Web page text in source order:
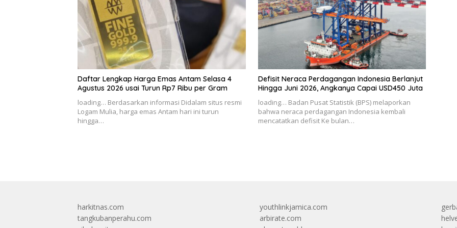
Daftar Lengkap Harga Emas Antam Selasa 4
Agustus 2026 usai Turun Rp7 Ribu per Gram
loading… Berdasarkan informasi Didalam situs resmi
Logam Mulia, harga emas Antam hari ini turun
hingga…
Defisit Neraca Perdagangan Indonesia Berlanjut
Hingga Juni 2026, Angkanya Capai USD450 Juta
loading… Badan Pusat Statistik (BPS) melaporkan
bahwa neraca perdagangan Indonesia kembali
mencatatkan defisit Ke bulan…
harkitnas.com
tangkubanperahu.com
youthlinkjamica.com
arbirate.com